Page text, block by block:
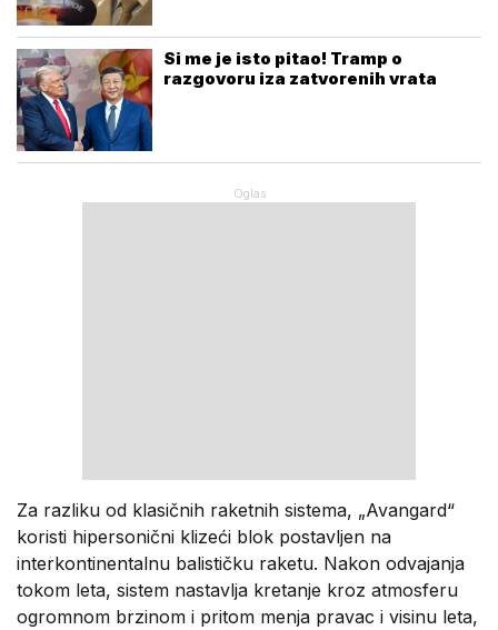
Si me je isto pitao! Tramp o
razgovoru iza zatvorenih vrata
Za razliku od klasičnih raketnih sistema, „Avangard“
koristi hipersonični klizeći blok postavljen na
interkontinentalnu balističku raketu. Nakon odvajanja
tokom leta, sistem nastavlja kretanje kroz atmosferu
ogromnom brzinom i pritom menja pravac i visinu leta,